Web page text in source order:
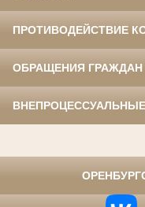
ПРОТИВОДЕЙСТВИЕ
ОБРАЩЕНИЯ ГРАЖДАН